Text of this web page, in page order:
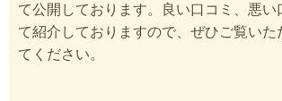
て公開しております。良い口コミ、悪い
て紹介しておりますので、ぜひご覧いた
てください。